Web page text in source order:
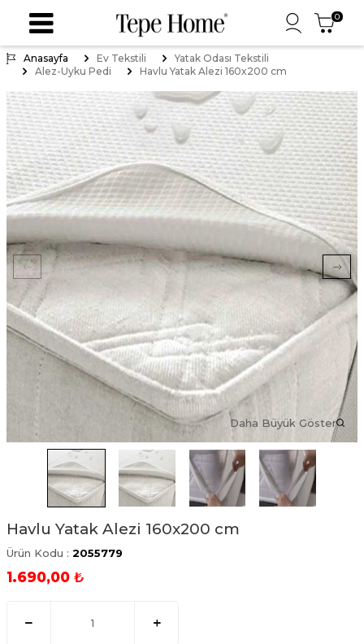
0
Anasayfa Ev Tekstili
Yatak Odası Tekstili
Alez-Uyku Pedi
Havlu Yatak Alezi 160x200 cm
Daha Büyük Göster
Havlu Yatak Alezi 160x200 cm
Ürün Kodu : 2055779
1.690,00 ₺